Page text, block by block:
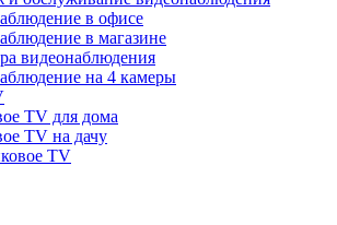
в офисе
в магазине
видеонаблюдения
на 4 камеры
TV для дома
TV на дачу
TV